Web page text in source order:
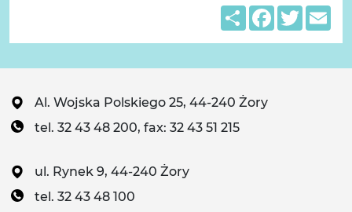
ShareFacebook
Twitter
Al. Wojska Polskiego 25, 44-240 Żory
tel. 32 43 48 200, fax: 32 43 51 215
ul. Rynek 9, 44-240 Żory
tel. 32 43 48 100